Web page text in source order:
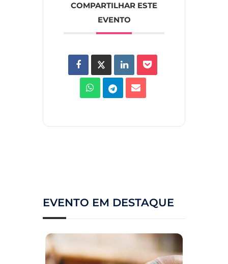
COMPARTILHAR ESTE
EVENTO
EVENTO EM DESTAQUE